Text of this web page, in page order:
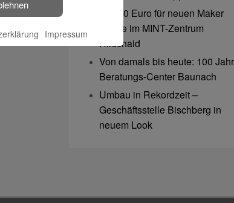
36.000 Euro für neuen Maker
Space im MINT-Zentrum
Hirschaid
Von damals bis heute: 100
Beratungs-Center Baunach
Umbau in Rekordzeit –
Geschäftsstelle Bischberg in
neuem Look
Impressum